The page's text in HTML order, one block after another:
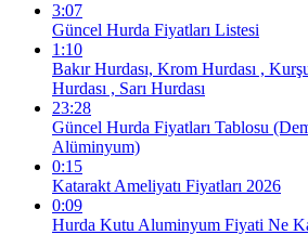
3:07
Güncel Hurda Fiyatları Listesi
1:10
Bakır Hurdası, Krom Hurdası ,
Hurdası , Sarı Hurdası
23:28
Güncel Hurda Fiyatları Tablosu
Alüminyum)
0:15
Katarakt Ameliyatı Fiyatları 2026
0:09
Hurda Kutu Aluminyum Fiyati Ne